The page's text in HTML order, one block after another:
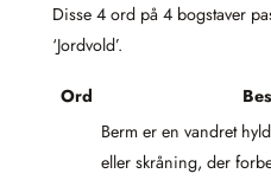
Disse 4 ord på 4 bogstaver
‘Jordvold’.
Ord
Berm er en vandret
eller skråning, der